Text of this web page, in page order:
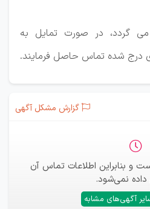
می گردد، در صورت تمایل به
درج شده تماس حاصل فرمایند.
گزارش مشکل آگهی
و بنابراین اطلاعات تماس آن
نمی‌شود.
آگهی‌های مشابه